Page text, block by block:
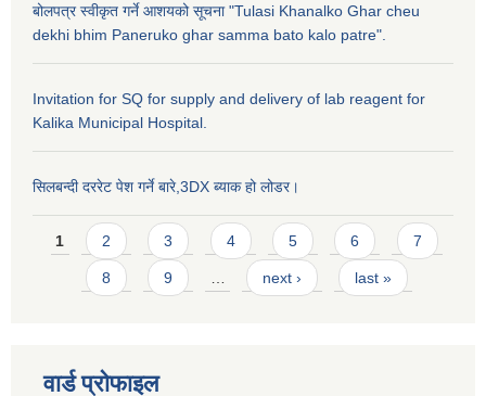
बोलपत्र स्वीकृत गर्ने आशयको सूचना "Tulasi Khanalko Ghar cheu
dekhi bhim Paneruko ghar samma bato kalo patre".
Invitation for SQ for supply and delivery of lab reagent for
Kalika Municipal Hospital.
सिलबन्दी दररेट पेश गर्ने बारे,3DX ब्याक हो लोडर।
Pages
1 2 3 4 5 6 7
8 9 next › last »
वार्ड प्राेफाइल